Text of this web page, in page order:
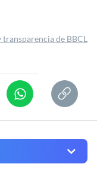
transparencia de BBCL